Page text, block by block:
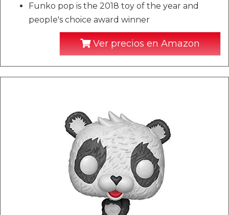
Funko pop is the 2018 toy of the year and
people's choice award winner
Ver precios en Amazon